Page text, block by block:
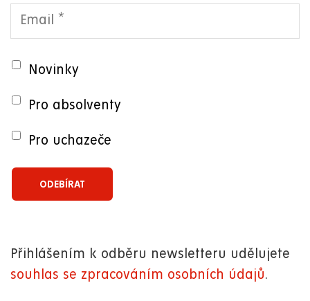
Novinky
Pro absolventy
Pro uchazeče
Přihlášením k odběru newsletteru udělujete
souhlas se zpracováním osobních údajů.